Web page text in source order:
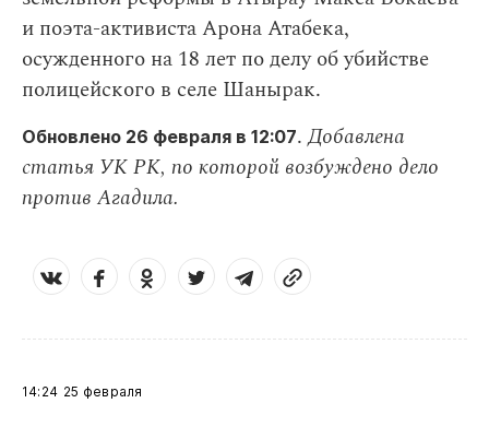
и поэта-активиста Арона Атабека,
осужденного на 18 лет по делу об убийстве
полицейского в селе Шанырак.
Обновлено 26 февраля в 12:07.Добавлена
статья УК РК, по которой возбуждено дело
против Агадила.
14:24 25 февраля